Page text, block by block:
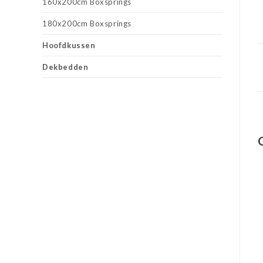
180x200cm Boxsprings
Hoofdkussen
Dekbedden